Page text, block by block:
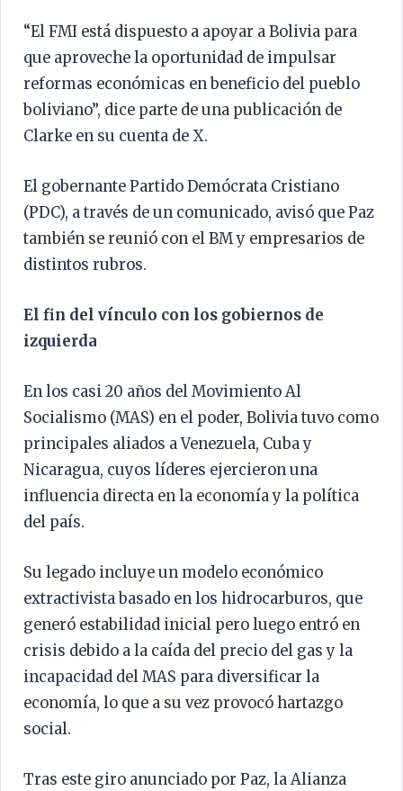
“El FMI está dispuesto a apoyar a Bolivia para
que aproveche la oportunidad de impulsar
reformas económicas en beneficio del pueblo
boliviano”, dice parte de una publicación de
Clarke en su cuenta de X.
El gobernante Partido Demócrata Cristiano
(PDC), a través de un comunicado, avisó que Paz
también se reunió con el BM y empresarios de
distintos rubros.
El fin del vínculo con los gobiernos de
izquierda
En los casi 20 años del Movimiento Al
Socialismo (MAS) en el poder, Bolivia tuvo como
principales aliados a Venezuela, Cuba y
Nicaragua, cuyos líderes ejercieron una
influencia directa en la economía y la política
del país.
Su legado incluye un modelo económico
extractivista basado en los hidrocarburos, que
generó estabilidad inicial pero luego entró en
crisis debido a la caída del precio del gas y la
incapacidad del MAS para diversificar la
economía, lo que a su vez provocó hartazgo
social.
Tras este giro anunciado por Paz, la Alianza